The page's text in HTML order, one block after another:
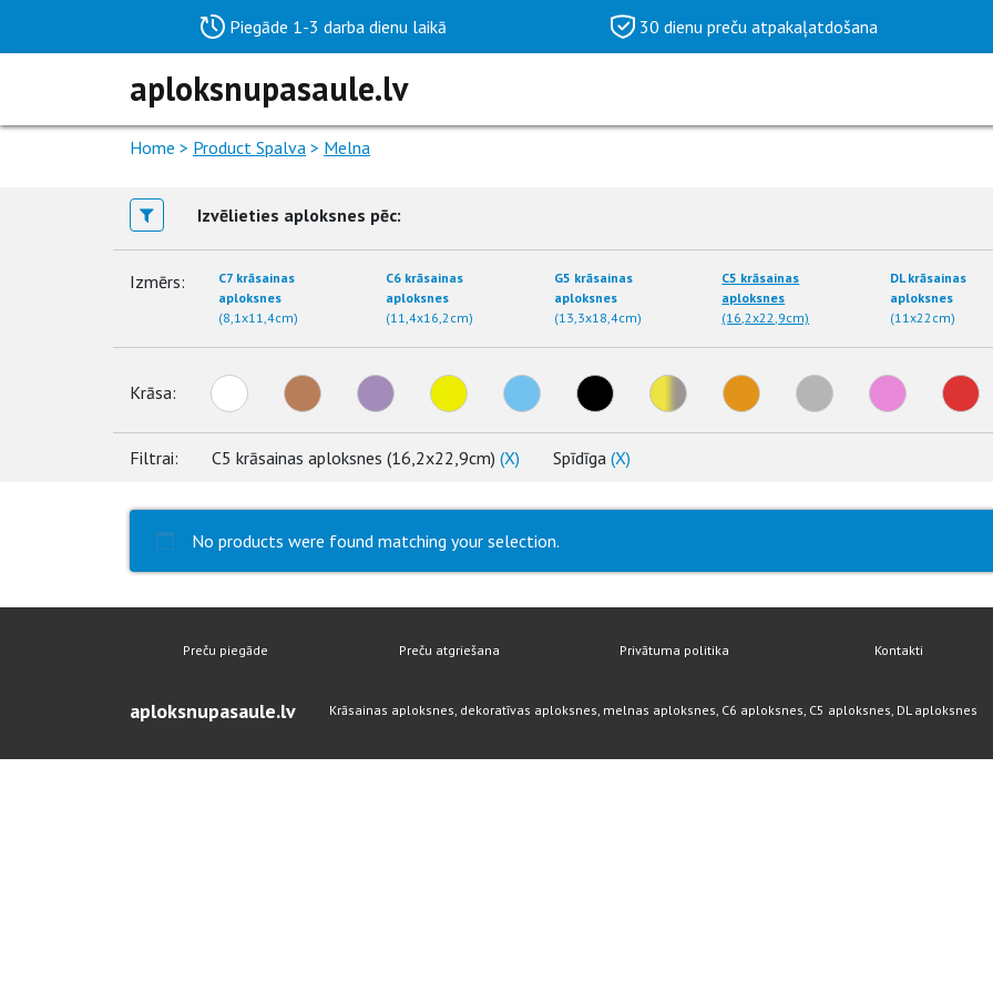
Piegāde 1-3 darba dienu laikā 30 dienu preču atpakaļatdošana
aploksnupasaule.lv
Home > Product Spalva > Melna
Izvēlieties aploksnes pēc:
Izmērs:
C7 krāsainas
aploksnes
(8,1x11,4cm)
C6 krāsainas
aploksnes
(11,4x16,2cm)
G5 krāsainas
aploksnes
(13,3x18,4cm)
C5 krāsainas
aploksnes
(16,2x22,9cm)
DL krāsainas
aploksnes
(11x22cm)
Krāsa:
Filtrai: C5 krāsainas aploksnes (16,2x22,9cm) (X) Spīdīga (X)
No products were found matching your selection.
Preču piegāde Preču atgriešana Privātuma politika Kontakti
aploksnupasaule.lv Krāsainas aploksnes, dekoratīvas aploksnes, melnas aploksnes, C6 aploksnes, C5 aploksnes, DL aploksnes